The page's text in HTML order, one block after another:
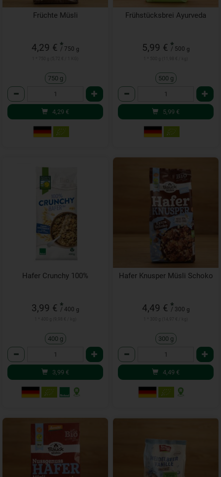
Früchte Müsli
4,29 € *
/ 750 g
750 g
Anzahl
4,29 €
Frühstücksbrei Ayurveda
5,99 € *
/ 500 g
500 g
Anzahl
5,99 €
Hafer Crunchy 100%
3,99 € *
/ 400 g
400 g
Anzahl
3,99 €
Hafer Knusper Müsli Schoko
4,49 € *
/ 300 g
300 g
Anzahl
4,49 €